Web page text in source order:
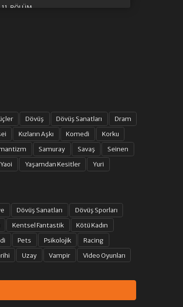
11. BÖLÜM
Dövüş Dövüş Sanatları
Dram
Kızların Aşkı Komedi
Korku
Samuray Savaş
Seinen
Yaoi Yaşamdan Kesitler Yuri
Dövüş Sanatları
Dövüş Sporları
Kentsel Fantastik
Kötü Kadın
Pets Psikolojik
Racing
Uzay Vampir
Video Oyunları